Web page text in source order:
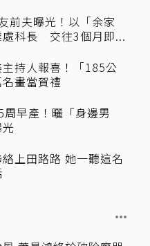
前夫曝光！以「余家
處科長 交往3個月即...
主持人報喜！「185公
畫當賀禮
早產！曬「身邊男
上田路路 她一聽這名